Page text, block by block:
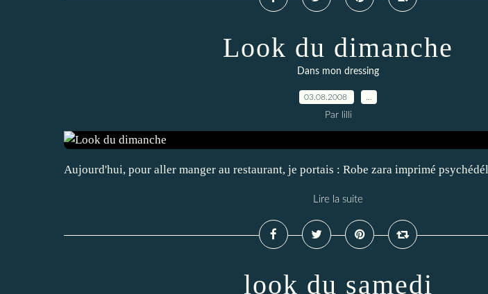
Look du dimanche
Dans mon dressing
03.08.2008
Par lilli
Aujourd'hui, pour aller manger au restaurant, je portais : Robe zara imprimé
Lire la suite
look du samedi